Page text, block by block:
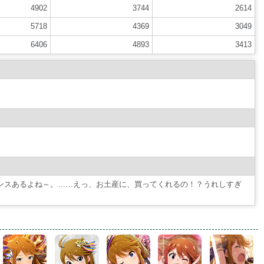
4902 3744 2614
5718 4369 3049
6406 4893 3413
スあるよね～。……えっ、お土産に、買ってくれるの！？うれしすぎ